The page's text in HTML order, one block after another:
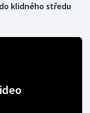
klidného středu